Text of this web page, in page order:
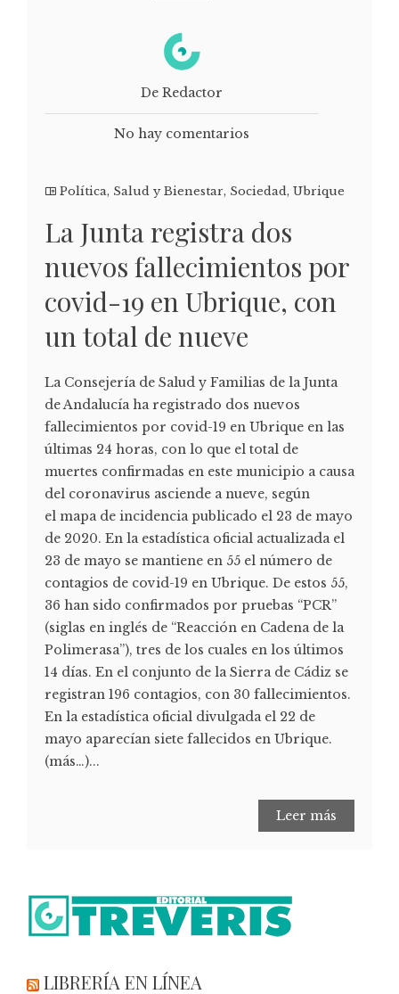
De Redactor
No hay comentarios
Política, Salud y Bienestar, Sociedad, Ubrique
La Junta registra dos
nuevos fallecimientos por
covid-19 en Ubrique, con
un total de nueve
La Consejería de Salud y Familias de la Junta
de Andalucía ha registrado dos nuevos
fallecimientos por covid-19 en Ubrique en las
últimas 24 horas, con lo que el total de
muertes confirmadas en este municipio a causa
del coronavirus asciende a nueve, según
el mapa de incidencia publicado el 23 de mayo
de 2020. En la estadística oficial actualizada el
23 de mayo se mantiene en 55 el número de
contagios de covid-19 en Ubrique. De estos 55,
36 han sido confirmados por pruebas “PCR”
(siglas en inglés de “Reacción en Cadena de la
Polimerasa”), tres de los cuales en los últimos
14 días. En el conjunto de la Sierra de Cádiz se
registran 196 contagios, con 30 fallecimientos.
En la estadística oficial divulgada el 22 de
mayo aparecían siete fallecidos en Ubrique.
(más…)...
Leer más
LIBRERÍA EN LÍNEA